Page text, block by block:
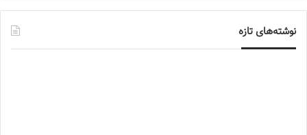
نوشته‌های تازه